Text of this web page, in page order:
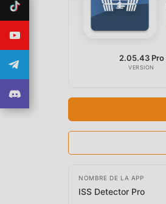
2.05.43 Pro
VERSION
NOMBRE DE LA APP
ISS Detector Pro